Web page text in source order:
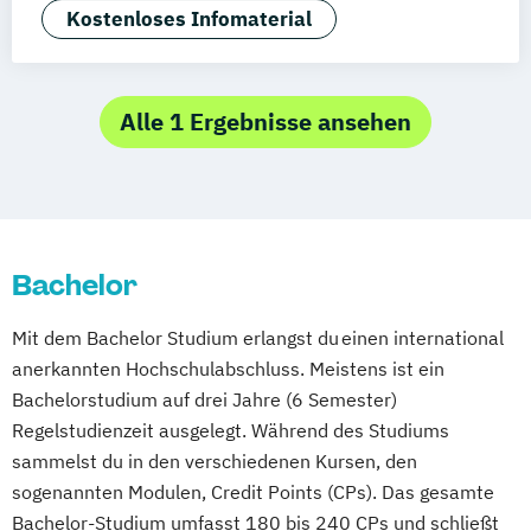
Agrarmanagement
Angewandte Germanistik
Angewandte Psychologie (DE/EN)
Angewandte Psychologie und Beratung
Bauingenieurwesen
Betriebswirt/in im
Gesundheitsmanagement
Betriebswirt/in im Pflegemanagement
Betriebswirtschaftslehre
Betriebswirtschaftslehre und Customer
Experience Management
Kostenloses Infomaterial
Alle 1 Ergebnisse ansehen
Bachelor
Mit dem Bachelor Studium erlangst du einen international
anerkannten Hochschulabschluss. Meistens ist ein
Bachelorstudium auf drei Jahre (6 Semester)
Regelstudienzeit ausgelegt. Während des Studiums
sammelst du in den verschiedenen Kursen, den
sogenannten Modulen, Credit Points (CPs). Das gesamte
Bachelor-Studium umfasst 180 bis 240 CPs und schließt